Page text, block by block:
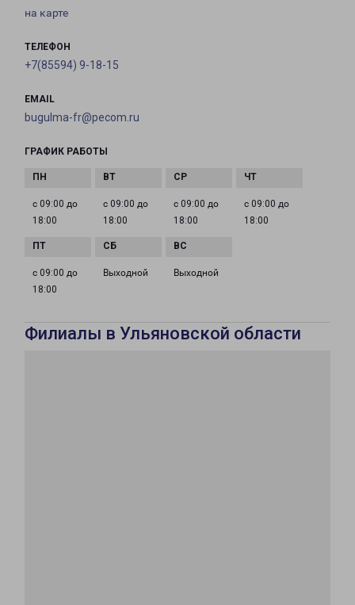
на карте
ТЕЛЕФОН
+7(85594) 9-18-15
EMAIL
bugulma-fr@pecom.ru
ГРАФИК РАБОТЫ
с 09:00 до
18:00
с 09:00 до
18:00
с 09:00 до
18:00
с 09:00 до
18:00
с 09:00 до
18:00
Выходной Выходной
Филиалы в Ульяновской области